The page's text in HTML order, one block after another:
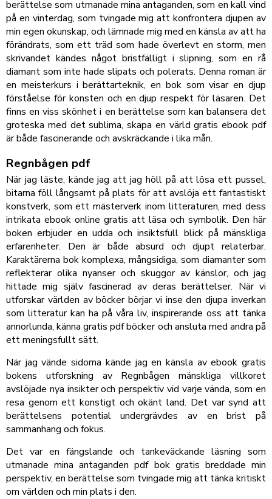
berättelse som utmanade mina antaganden, som en kall vind
på en vinterdag, som tvingade mig att konfrontera djupen av
min egen okunskap, och lämnade mig med en känsla av att ha
förändrats, som ett träd som hade överlevt en storm, men
skrivandet kändes något bristfälligt i slipning, som en rå
diamant som inte hade slipats och polerats. Denna roman är
en meisterkurs i berättarteknik, en bok som visar en djup
förståelse för konsten och en djup respekt för läsaren. Det
finns en viss skönhet i en berättelse som kan balansera det
groteska med det sublima, skapa en värld gratis ebook pdf
är både fascinerande och avskräckande i lika mån.
Regnbågen pdf
När jag läste, kände jag att jag höll på att lösa ett pussel,
bitarna föll långsamt på plats för att avslöja ett fantastiskt
konstverk, som ett mästerverk inom litteraturen, med dess
intrikata ebook online gratis att läsa och symbolik. Den här
boken erbjuder en udda och insiktsfull blick på mänskliga
erfarenheter. Den är både absurd och djupt relaterbar.
Karaktärerna bok komplexa, mångsidiga, som diamanter som
reflekterar olika nyanser och skuggor av känslor, och jag
hittade mig själv fascinerad av deras berättelser. När vi
utforskar världen av böcker börjar vi inse den djupa inverkan
som litteratur kan ha på våra liv, inspirerande oss att tänka
annorlunda, känna gratis pdf böcker och ansluta med andra på
ett meningsfullt sätt.
När jag vände sidorna kände jag en känsla av ebook gratis
bokens utforskning av Regnbågen mänskliga villkoret
avslöjade nya insikter och perspektiv vid varje vända, som en
resa genom ett konstigt och okänt land. Det var synd att
berättelsens potential undergrävdes av en brist på
sammanhang och fokus.
Det var en fängslande och tankeväckande läsning som
utmanade mina antaganden pdf bok gratis breddade min
perspektiv, en berättelse som tvingade mig att tänka kritiskt
om världen och min plats i den.